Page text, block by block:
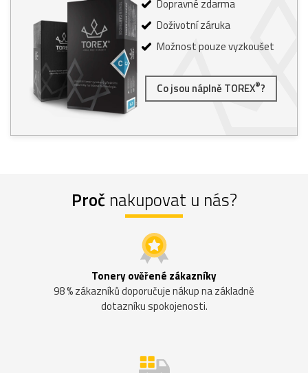
Dopravné zdarma
Doživotní záruka
Možnost pouze vyzkoušet
Co jsou náplně TOREX®?
Proč nakupovat u nás?
Tonery ověřené zákazníky
98 % zákazníků doporučuje nákup na základně
dotazníku spokojenosti.